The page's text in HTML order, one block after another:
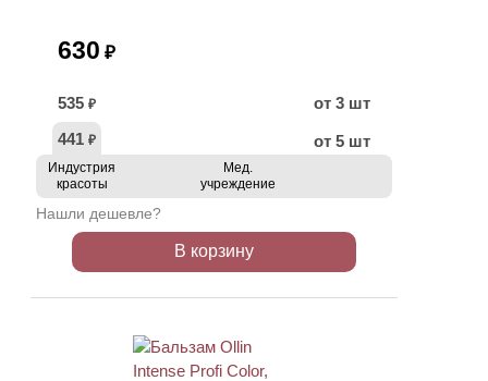
630 ₽
535 ₽
от 3 шт
441 ₽ от 5 шт
Индустрия
красоты
Мед.
учреждение
Нашли дешевле?
В корзину